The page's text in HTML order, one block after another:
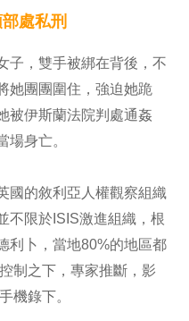
處私刑
子，雙手被綁在背後，不
她團團圍住，強迫她跪
被伊斯蘭法院判處通姦
場身亡。
國的敘利亞人權觀察組織
不限於ISIS激進組織，根
利卜，當地80%的地區都
制之下，專家推斷，影
機錄下。